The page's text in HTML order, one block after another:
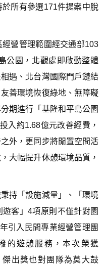
所有參選171件提案中脫
營管理範圍經交通部103
公園，北觀處即啟動整體
遇、北台灣國際門戶鏈結
善環境恢復綠地、無障礙
期進行「基隆和平島公園
入約1.68億元改善經費，
外，更同步將閒置空間活
大幅提升休憩環境品質，
持「設施減量」、「環境
客」4項原則不僅針對園
引入民間專業經營管理團
的遊憩服務，本次榮獲
傑出獎也對團隊為莫大鼓